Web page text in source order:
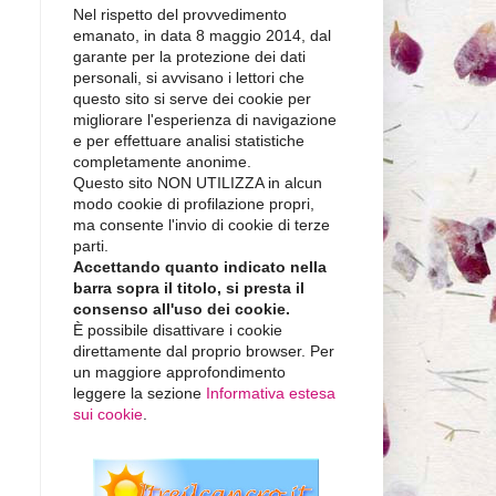
Nel rispetto del provvedimento
emanato, in data 8 maggio 2014, dal
garante per la protezione dei dati
personali, si avvisano i lettori che
questo sito si serve dei cookie per
migliorare l'esperienza di navigazione
e per effettuare analisi statistiche
completamente anonime.
Questo sito NON UTILIZZA in alcun
modo cookie di profilazione propri,
ma consente l'invio di cookie di terze
parti.
Accettando quanto indicato nella
barra sopra il titolo, si presta il
consenso all'uso dei cookie.
È possibile disattivare i cookie
direttamente dal proprio browser. Per
un maggiore approfondimento
leggere la sezione Informativa estesa
sui cookie